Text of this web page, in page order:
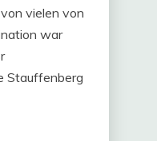
vielen von
war
Stauffenberg